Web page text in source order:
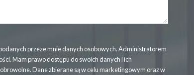
przeze mnie danych osobowych. Administratorem
Mam prawo dostępu do swoich danych i ich
Dane zbierane są w celu marketingowym oraz w